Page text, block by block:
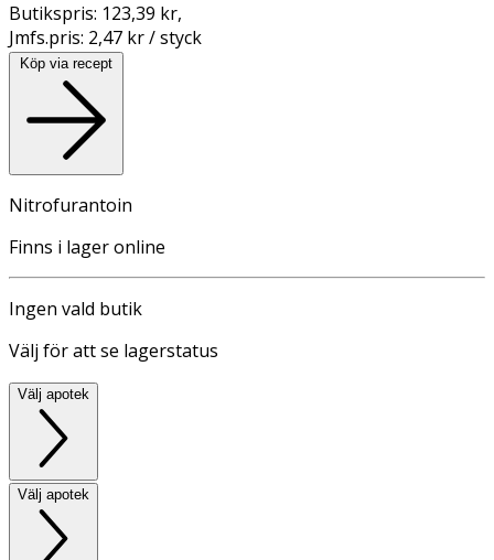
Butikspris: 123,39 kr,
Jmfs.pris: 2,47 kr / styck
Köp via recept
Nitrofurantoin
Finns i lager online
Ingen vald butik
Välj för att se lagerstatus
Välj apotek
Välj apotek